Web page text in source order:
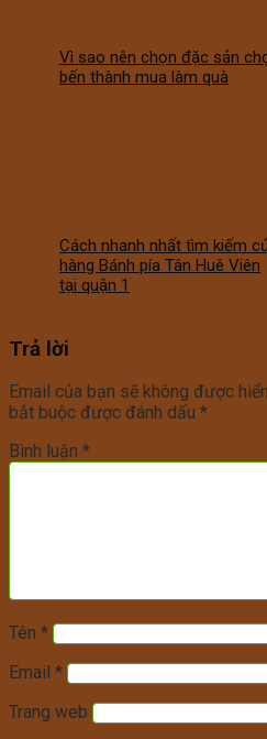
Vì sao nên chọn đặc sản
bến thành mua làm quà
Cách nhanh nhất tìm kiếm
hàng Bánh pía Tân Huê Viên
tại quận 1
Trả lời
Email của bạn sẽ không được
bắt buộc được đánh dấu *
Bình luận *
Tên *
Email *
Trang web